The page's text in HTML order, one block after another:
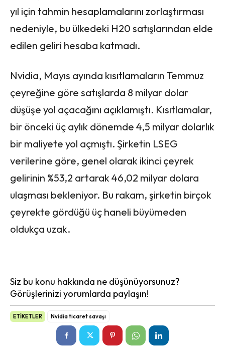
yıl için tahmin hesaplamalarını zorlaştırması
nedeniyle, bu ülkedeki H20 satışlarından elde
edilen geliri hesaba katmadı.
Nvidia, Mayıs ayında kısıtlamaların Temmuz
çeyreğine göre satışlarda 8 milyar dolar
düşüşe yol açacağını açıklamıştı. Kısıtlamalar,
bir önceki üç aylık dönemde 4,5 milyar dolarlık
bir maliyete yol açmıştı. Şirketin LSEG
verilerine göre, genel olarak ikinci çeyrek
gelirinin %53,2 artarak 46,02 milyar dolara
ulaşması bekleniyor. Bu rakam, şirketin birçok
çeyrekte gördüğü üç haneli büyümeden
oldukça uzak.
Siz bu konu hakkında ne düşünüyorsunuz?
Görüşlerinizi yorumlarda paylaşın!
ETİKETLER Nvidia ticaret savaşı